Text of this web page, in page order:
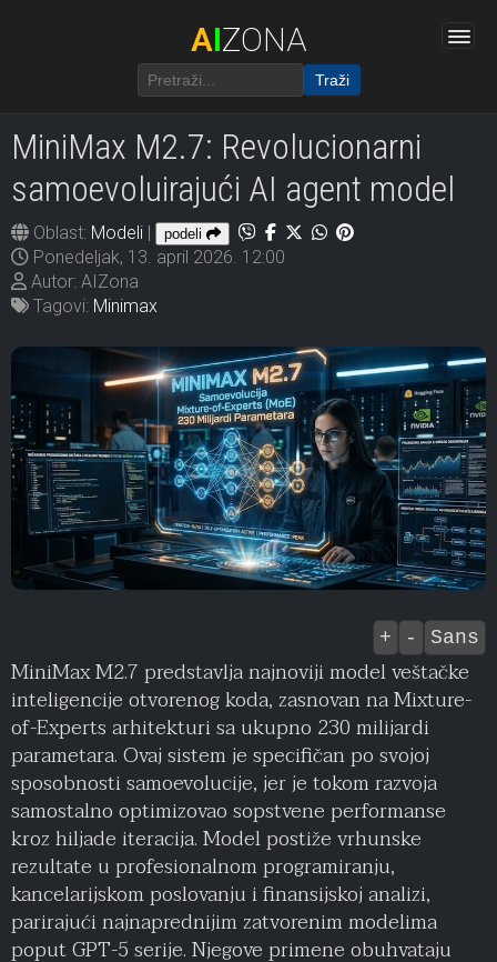
AIZONA
Traži
MiniMax M2.7: Revolucionarni
samoevoluirajući AI agent model
Oblast: Modeli | podeli
Ponedeljak, 13. april 2026. 12:00
Autor: AIZona
Tagovi: Minimax
+ - Sans
MiniMax M2.7 predstavlja najnoviji model veštačke
inteligencije otvorenog koda, zasnovan na Mixture-
of-Experts arhitekturi sa ukupno 230 milijardi
parametara. Ovaj sistem je specifičan po svojoj
sposobnosti samoevolucije, jer je tokom razvoja
samostalno optimizovao sopstvene performanse
kroz hiljade iteracija. Model postiže vrhunske
rezultate u profesionalnom programiranju,
kancelarijskom poslovanju i finansijskoj analizi,
parirajući najnaprednijim zatvorenim modelima
poput GPT-5 serije. Njegove primene obuhvataju